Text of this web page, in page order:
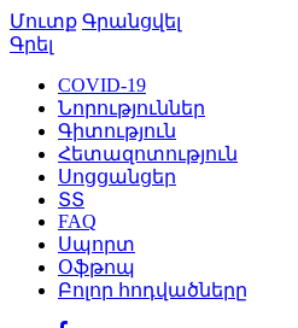
Մուտք Գրանցվել
Գրել
COVID-19
Նորություններ
Գիտություն
Հետազոտություն
Սոցցանցեր
ՏՏ
FAQ
Սպորտ
Օֆթոպ
Բոլոր հոդվածները